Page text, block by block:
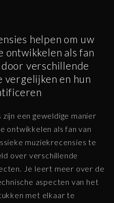
helpen om uw
ontwikkelen als fan
verschillende
vergelijken en hun
een geweldige manier
ontwikkelen als fan van
muziekrecensies te
over verschillende
Je leert meer over de
aspecten van het
met elkaar te